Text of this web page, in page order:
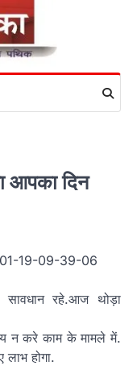
आपका दिन
रहे.आज थोड़ा
न करे काम के मामले में.
होगा.